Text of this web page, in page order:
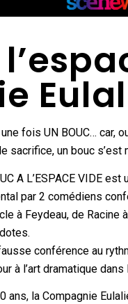
fois UN BOUC… car,
sacrifice, un bouc s’est
A L’ESPACE VIDE
par 2 comédiens
à Feydeau, de Racine
conférence au
à l’art dramatique
ans, la Compagnie